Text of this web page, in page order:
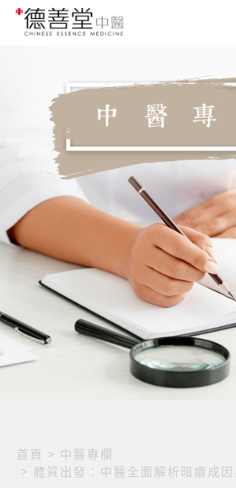
首頁 > 中醫專欄
> 體質出發：中醫全面解析暗瘡成因